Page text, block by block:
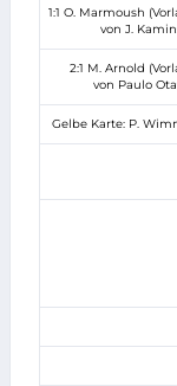
1:1 O. Marmoush
von J.
2:1 M. Arnold
von Paulo
Gelbe Karte: P.